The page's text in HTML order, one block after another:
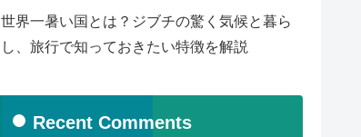
世界一暑い国とは？ジブチの驚く気候と暮ら
し、旅行で知っておきたい特徴を解説
Recent Comments